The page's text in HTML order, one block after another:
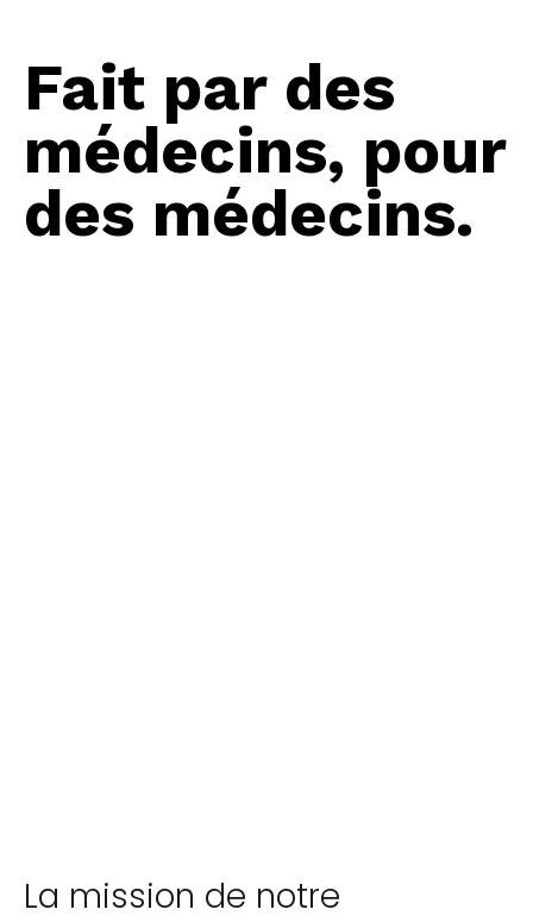
Fait par des
médecins, pour
des médecins.
La mission de notre